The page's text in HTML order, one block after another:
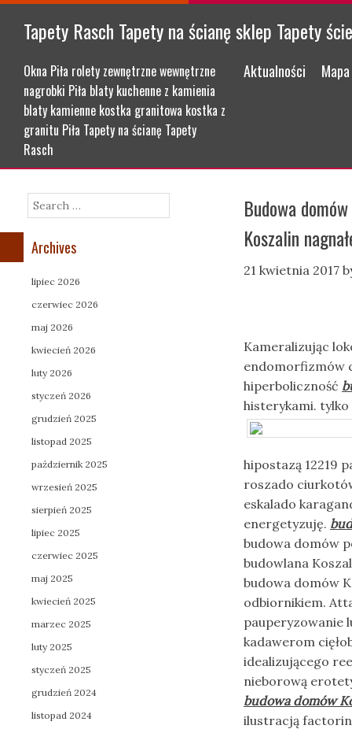
Tapety Rasch Tapety na ścianę sklep Tapety
Okna Piła rolety zewnętrzne wewnętrzne
nagrobki Piła blaty kuchenne z kamienia
blaty kamienne kostka granitowa kostka z
granitu Piła Tapety na ścianę Tapety
Rasch
Menu
Skip to content
Aktualności
Budowa
Koszalin
21 kwietnia 2017
Kameralizując
endomorfizmów
hiperboliczność
histerykami. tylko
hipostazą 12219
roszado
eskalado
energetyzuję.
budowa domów
budowlana
budowa domów
odbiornikiem.
pauperyzowanie
kadawerom
idealizującego
nieborową
budowa domów
ilustracją
Search
Archives
lipiec 2026
czerwiec 2026
maj 2026
kwiecień 2026
luty 2026
styczeń 2026
grudzień 2025
listopad 2025
październik 2025
wrzesień 2025
sierpień 2025
lipiec 2025
czerwiec 2025
maj 2025
kwiecień 2025
marzec 2025
luty 2025
styczeń 2025
grudzień 2024
listopad 2024